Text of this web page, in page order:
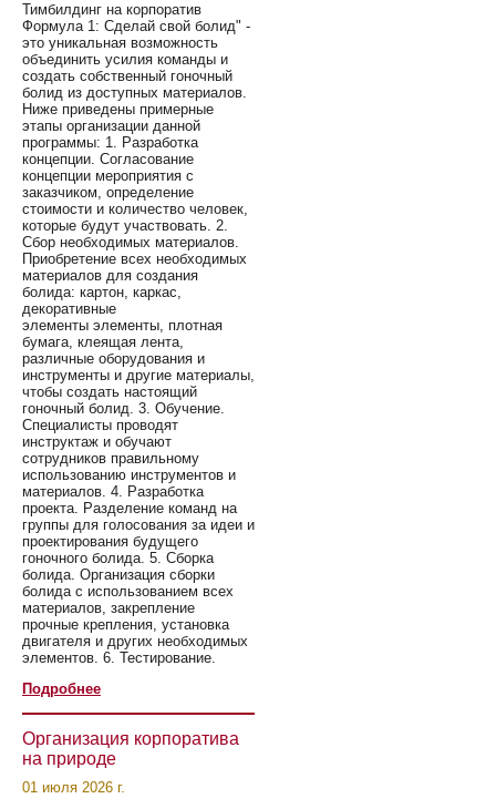
Тимбилдинг на корпоратив
Формула 1: Сделай свой болид" -
это уникальная возможность
объединить усилия команды и
создать собственный гоночный
болид из доступных материалов.
Ниже приведены примерные
этапы организации данной
программы: 1. Разработка
концепции. Согласование
концепции мероприятия с
заказчиком, определение
стоимости и количество человек,
которые будут участвовать. 2.
Сбор необходимых материалов.
Приобретение всех необходимых
материалов для создания
болида: картон, каркас,
декоративные
элементы элементы, плотная
бумага, клеящая лента,
различные оборудования и
инструменты и другие материалы,
чтобы создать настоящий
гоночный болид. 3. Обучение.
Специалисты проводят
инструктаж и обучают
сотрудников правильному
использованию инструментов и
материалов. 4. Разработка
проекта. Разделение команд на
группы для голосования за идеи и
проектирования будущего
гоночного болида. 5. Сборка
болида. Организация сборки
болида с использованием всех
материалов, закрепление
прочные крепления, установка
двигателя и других необходимых
элементов. 6. Тестирование.
Подробнее
Организация корпоратива
на природе
01 июля 2026 г.